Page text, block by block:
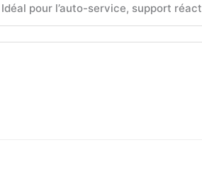
Idéal pour l’auto-service, support